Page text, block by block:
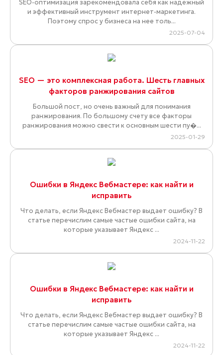
SEO-оптимизация зарекомендовала себя как надежный
и эффективный инструмент интернет-маркетинга.
Поэтому спрос у бизнеса на нее толь...
2025-07-04
SEO — это комплексная работа. Шесть главных
факторов ранжирования сайтов
Большой пост, но очень важный для понимания
ранжирования. По большому счету все факторы
ранжирования можно свести к основным шести пу�...
2025-01-29
Ошибки в Яндекс Вебмастере: как найти и
исправить
Что делать, если Яндекс Вебмастер выдает ошибку? В
статье перечислим самые частые ошибки сайта, на
которые указывает Яндекс ...
2024-11-22
Ошибки в Яндекс Вебмастере: как найти и
исправить
Что делать, если Яндекс Вебмастер выдает ошибку? В
статье перечислим самые частые ошибки сайта, на
которые указывает Яндекс ...
2024-11-22